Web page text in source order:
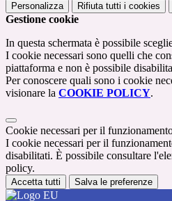
Personalizza Rifiuta tutti i cookies
Gestione cookie
In questa schermata è possibile
I cookie necessari sono quelli che
piattaforma e non è possibile
Per conoscere quali sono i cookie
visionare la COOKIE POLICY.
Cookie necessari per il
I cookie necessari per il
disabilitati. È possibile consultare
policy.
Accetta tutti Salva le preferenze